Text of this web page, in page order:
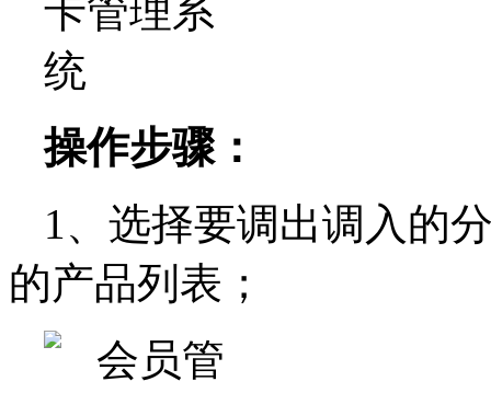
操作步骤：
1、选择要调出调入的
的产品列表；